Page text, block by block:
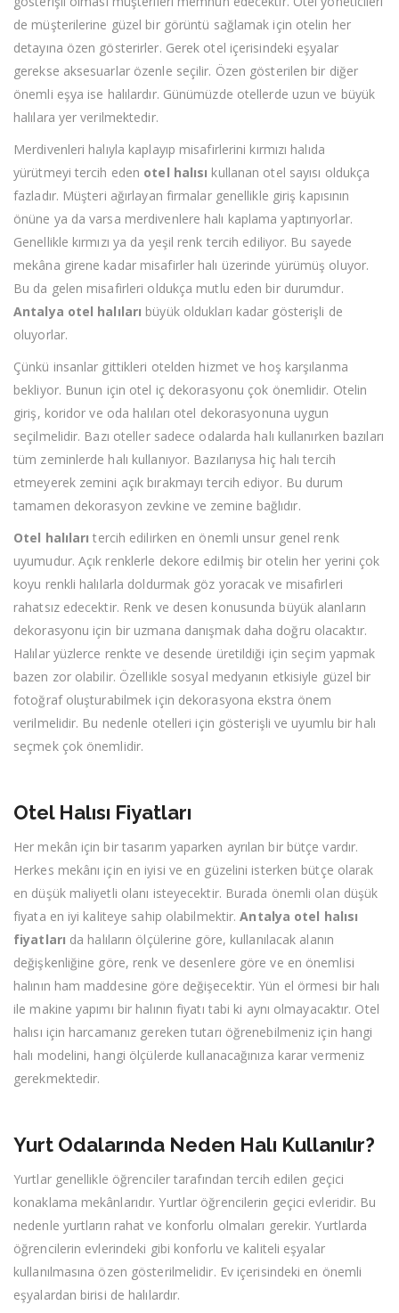
de müşterilerine güzel bir görüntü sağlamak için otelin her
detayına özen gösterirler. Gerek otel içerisindeki eşyalar
gerekse aksesuarlar özenle seçilir. Özen gösterilen bir diğer
önemli eşya ise halılardır. Günümüzde otellerde uzun ve büyük
halılara yer verilmektedir.
Merdivenleri halıyla kaplayıp misafirlerini kırmızı halıda
yürütmeyi tercih eden otel halısı kullanan otel sayısı oldukça
fazladır. Müşteri ağırlayan firmalar genellikle giriş kapısının
önüne ya da varsa merdivenlere halı kaplama yaptırıyorlar.
Genellikle kırmızı ya da yeşil renk tercih ediliyor. Bu sayede
mekâna girene kadar misafirler halı üzerinde yürümüş oluyor.
Bu da gelen misafirleri oldukça mutlu eden bir durumdur.
Antalya otel halıları büyük oldukları kadar gösterişli de
oluyorlar.
Çünkü insanlar gittikleri otelden hizmet ve hoş karşılanma
bekliyor. Bunun için otel iç dekorasyonu çok önemlidir. Otelin
giriş, koridor ve oda halıları otel dekorasyonuna uygun
seçilmelidir. Bazı oteller sadece odalarda halı kullanırken bazıları
tüm zeminlerde halı kullanıyor. Bazılarıysa hiç halı tercih
etmeyerek zemini açık bırakmayı tercih ediyor. Bu durum
tamamen dekorasyon zevkine ve zemine bağlıdır.
Otel halılarıtercih edilirken en önemli unsur genel renk
uyumudur. Açık renklerle dekore edilmiş bir otelin her yerini çok
koyu renkli halılarla doldurmak göz yoracak ve misafirleri
rahatsız edecektir. Renk ve desen konusunda büyük alanların
dekorasyonu için bir uzmana danışmak daha doğru olacaktır.
Halılar yüzlerce renkte ve desende üretildiği için seçim yapmak
bazen zor olabilir. Özellikle sosyal medyanın etkisiyle güzel bir
fotoğraf oluşturabilmek için dekorasyona ekstra önem
verilmelidir. Bu nedenle otelleri için gösterişli ve uyumlu bir halı
seçmek çok önemlidir.
Otel Halısı Fiyatları
Her mekân için bir tasarım yaparken ayrılan bir bütçe vardır.
Herkes mekânı için en iyisi ve en güzelini isterken bütçe olarak
en düşük maliyetli olanı isteyecektir. Burada önemli olan düşük
fiyata en iyi kaliteye sahip olabilmektir.Antalya otel halısı
fiyatları da halıların ölçülerine göre, kullanılacak alanın
değişkenliğine göre, renk ve desenlere göre ve en önemlisi
halının ham maddesine göre değişecektir. Yün el örmesi bir halı
ile makine yapımı bir halının fiyatı tabi ki aynı olmayacaktır. Otel
halısı için harcamanız gereken tutarı öğrenebilmeniz için hangi
halı modelini, hangi ölçülerde kullanacağınıza karar vermeniz
gerekmektedir.
Yurt Odalarında Neden Halı Kullanılır?
Yurtlar genellikle öğrenciler tarafından tercih edilen geçici
konaklama mekânlarıdır. Yurtlar öğrencilerin geçici evleridir. Bu
nedenle yurtların rahat ve konforlu olmaları gerekir. Yurtlarda
öğrencilerin evlerindeki gibi konforlu ve kaliteli eşyalar
kullanılmasına özen gösterilmelidir. Ev içerisindeki en önemli
eşyalardan birisi de halılardır.